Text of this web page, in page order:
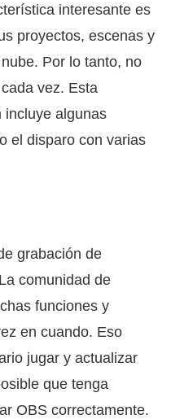
interesante es
proyectos, escenas y
Por lo tanto, no
vez. Esta
incluye algunas
el disparo con varias
grabación de
comunidad de
funciones y
en cuando. Eso
jugar y actualizar
que tenga
OBS correctamente.